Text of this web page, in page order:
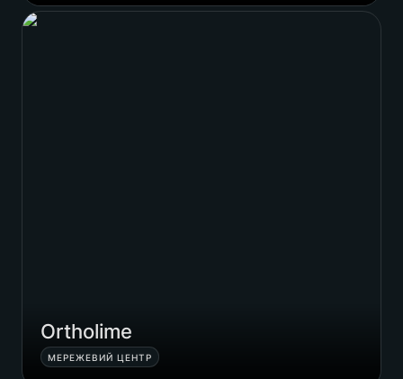
Ortholime
Ortholime
МЕРЕЖЕВИЙ ЦЕНТР